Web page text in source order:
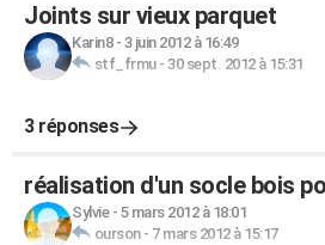
Joints sur vieux parquet
Karin8- 3 juin 2012 à 16:49
stf_frmu- 30 sept. 2012 à 15:31
3 réponses
réalisation d'un socle bois
Sylvie- 5 mars 2012 à 18:01
ourson- 7 mars 2012 à 15:17